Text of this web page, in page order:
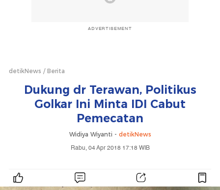
ADVERTISEMENT
detikNews Berita
Dukung dr Terawan, Politikus
Golkar Ini Minta IDI Cabut
Pemecatan
Widiya Wiyanti - detikNews
Rabu, 04 Apr 2018 17:18 WIB